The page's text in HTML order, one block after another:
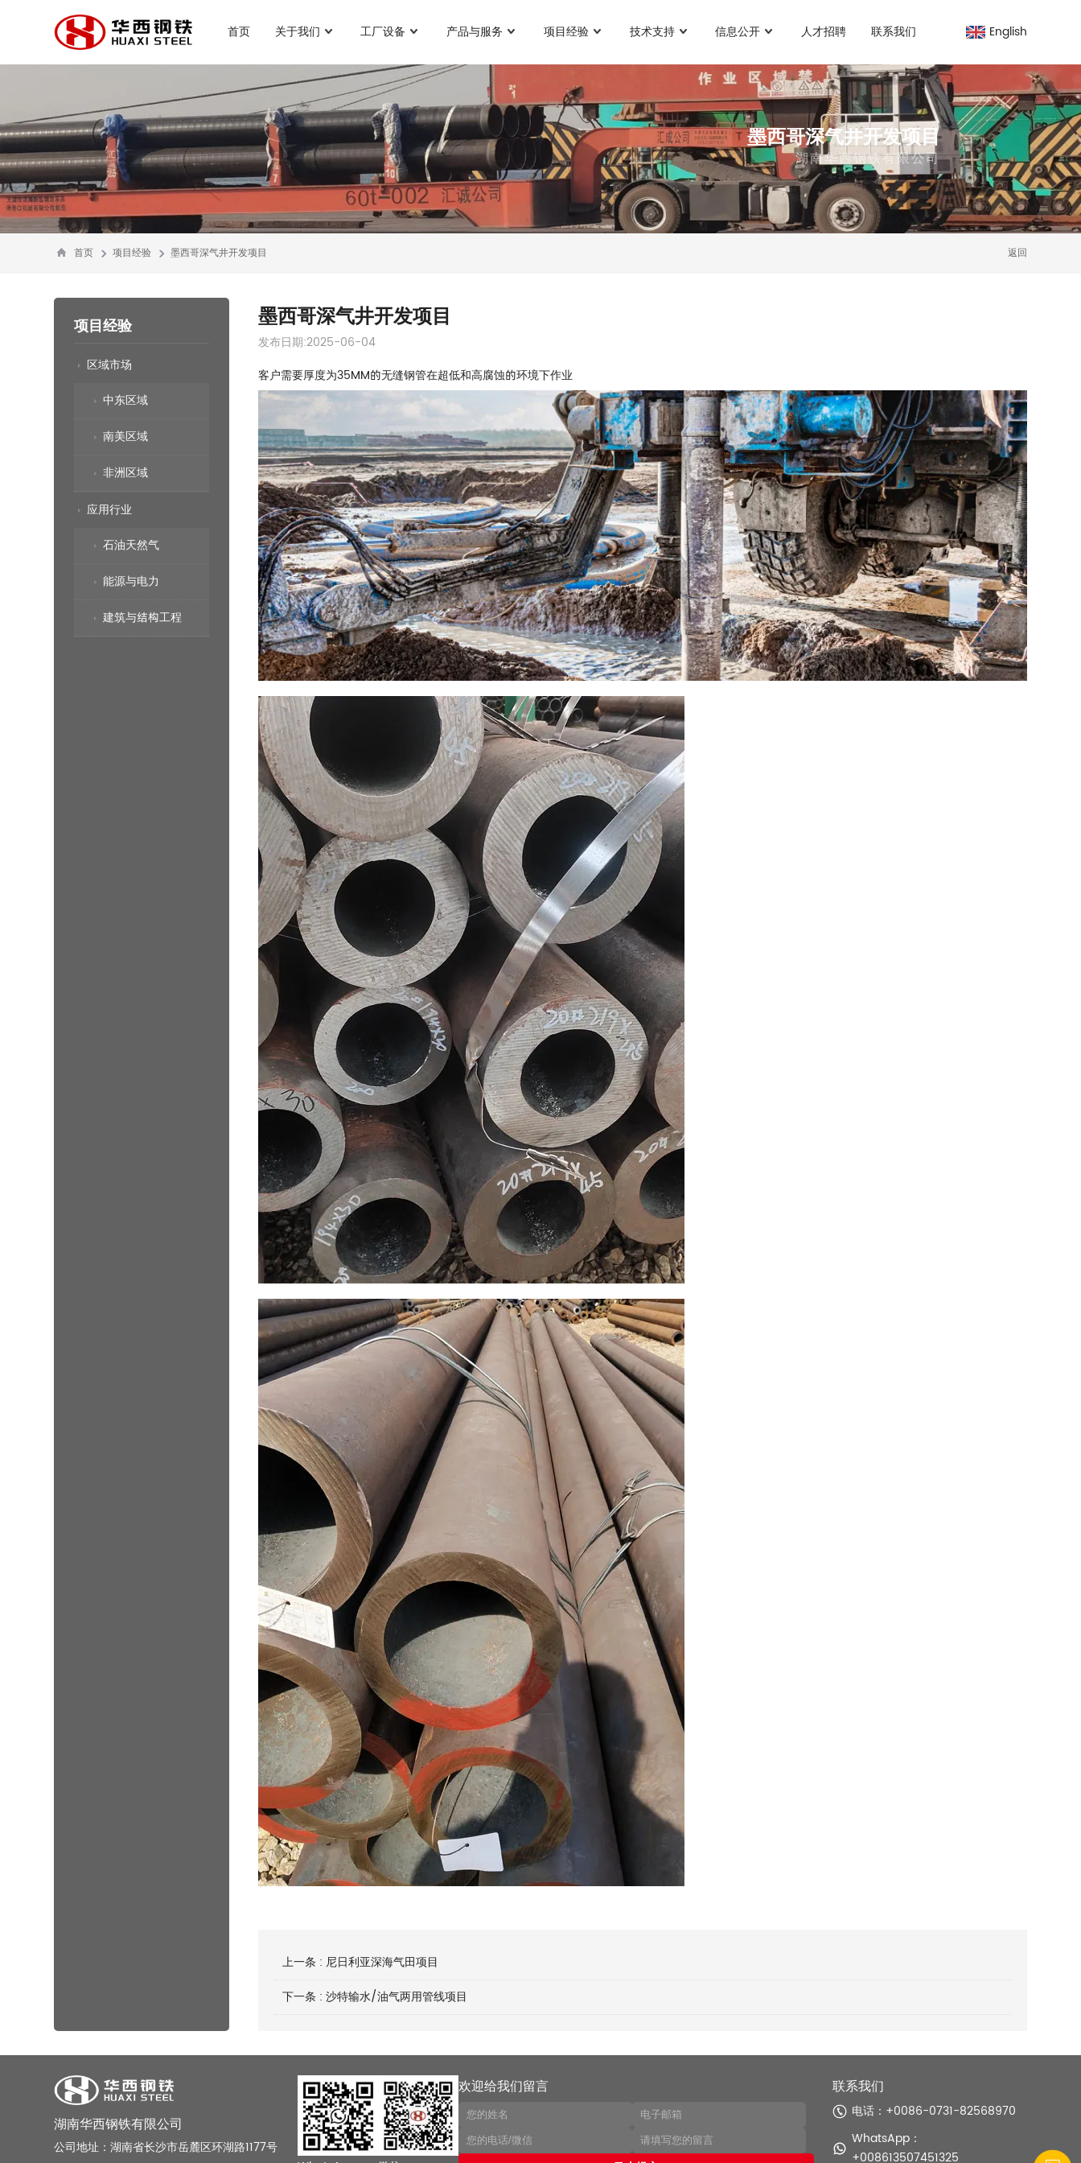
首页 关于我们 工厂设备 产品与服务 项目经验 技术支持 信息公开 人才招聘 联系我们 English
墨西哥深气井开发项目
湖南华西钢铁有限公司
返回
首页 项目经验 墨西哥深气井开发项目
项目经验
区域市场
中东区域
南美区域
非洲区域
应用行业
石油天然气
能源与电力
建筑与结构工程
墨西哥深气井开发项目
发布日期:2025-06-04
客户需要厚度为35MM的无缝钢管在超低和高腐蚀的环境下作业
上一条 :尼日利亚深海气田项目
下一条 :沙特输水/油气两用管线项目
湖南华西钢铁有限公司
公司地址：湖南省长沙市岳麓区环湖路1177号
欢迎给我们留言 联系我们
电话：+0086-0731-82568970
WhatsApp：
+008613507451325